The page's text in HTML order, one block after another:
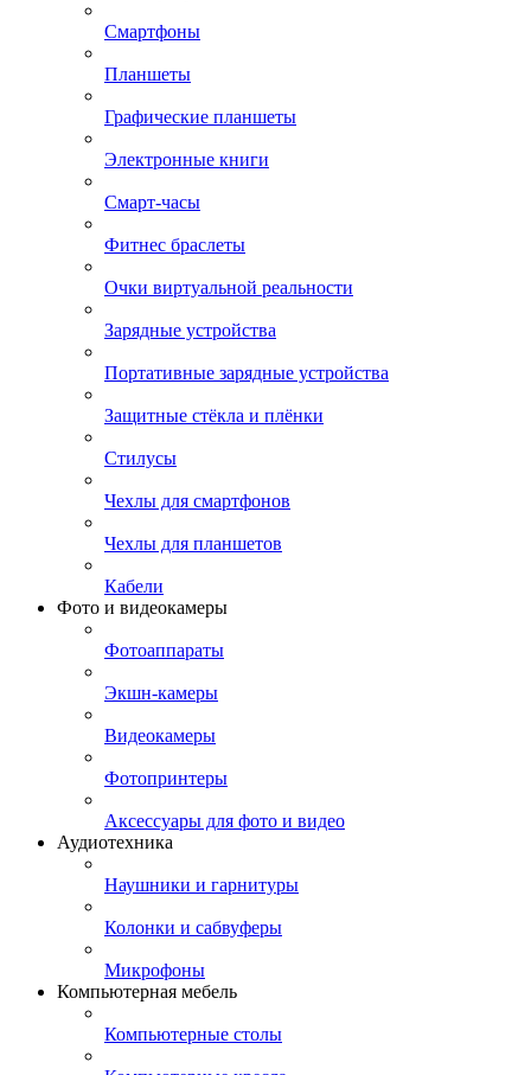
Смартфоны
Планшеты
Графические планшеты
Электронные книги
Смарт-часы
Фитнес браслеты
Очки виртуальной реальности
Зарядные устройства
Портативные зарядные устройства
Защитные стёкла и плёнки
Стилусы
Чехлы для смартфонов
Чехлы для планшетов
Кабели
Фото и видеокамеры
Фотоаппараты
Экшн-камеры
Видеокамеры
Фотопринтеры
Аксессуары для фото и видео
Аудиотехника
Наушники и гарнитуры
Колонки и сабвуферы
Микрофоны
Компьютерная мебель
Компьютерные столы